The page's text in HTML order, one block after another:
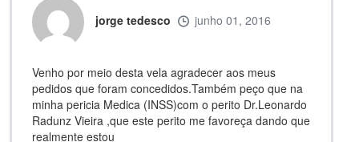
jorge tedesco junho 01, 2016
Venho por meio desta vela agradecer aos meus
pedidos que foram concedidos.Também peço que na
minha pericia Medica (INSS)com o perito Dr.Leonardo
Radunz Vieira ,que este perito me favoreça dando que
realmente estou